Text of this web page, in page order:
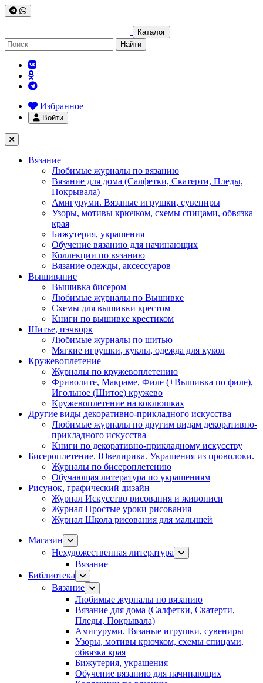
Каталог
Найти
Избранное
Войти
Вязание
Любимые журналы по вязанию
Вязание для дома (Салфетки, Скатерти, Пледы,
Покрывала)
Амигуруми. Вязаные игрушки, сувениры
Узоры, мотивы крючком, схемы спицами, обвязка
края
Бижутерия, украшения
Обучение вязанию для начинающих
Коллекции по вязанию
Вязание одежды, аксессуаров
Вышивание
Вышивка бисером
Любимые журналы по Вышивке
Схемы для вышивки крестом
Книги по вышивке крестиком
Шитье, пэчворк
Любимые журналы по шитью
Мягкие игрушки, куклы, одежда для кукол
Кружевоплетение
Журналы по кружевоплетению
Фриволите, Макраме, Филе (+Вышивка по филе),
Игольное (Шитое) кружево
Кружевоплетение на коклюшках
Другие виды декоративно-прикладного искусства
Любимые журналы по другим видам декоративно-
прикладного искусства
Книги по декоративно-прикладному искусству
Бисероплетение. Ювелирика. Украшения из проволоки.
Журналы по бисероплетению
Обучающая литература по украшениям
Рисунок, графический дизайн
Журнал Искусство рисования и живописи
Журнал Простые уроки рисования
Журнал Школа рисования для малышей
Магазин
Нехудожественная литература
Вязание
Библиотека
Вязание
Любимые журналы по вязанию
Вязание для дома (Салфетки, Скатерти,
Пледы, Покрывала)
Амигуруми. Вязаные игрушки, сувениры
Узоры, мотивы крючком, схемы спицами,
обвязка края
Бижутерия, украшения
Обучение вязанию для начинающих